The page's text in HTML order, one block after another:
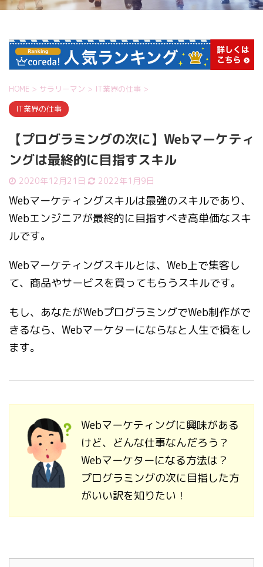
HOME > サラリーマン > IT業界の仕事 >
IT業界の仕事
【プログラミングの次に】Webマーケティ
ングは最終的に目指すスキル
2020年12月21日 2022年1月9日
Webマーケティングスキルは最強のスキルであり、
Webエンジニアが最終的に目指すべき高単価なスキ
ルです。
Webマーケティングスキルとは、Web上で集客し
て、商品やサービスを買ってもらうスキルです。
もし、あなたがWebプログラミングでWeb制作がで
きるなら、Webマーケターにならなと人生で損をし
ます。
Webマーケティングに興味がある
けど、どんな仕事なんだろう？
Webマーケターになる方法は？
プログラミングの次に目指した方
がいい訳を知りたい！